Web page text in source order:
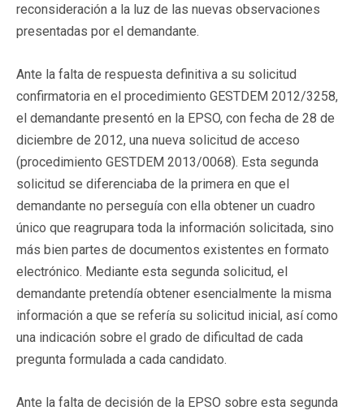
reconsideración a la luz de las nuevas observaciones
presentadas por el demandante.
Ante la falta de respuesta definitiva a su solicitud
confirmatoria en el procedimiento GESTDEM 2012/3258,
el demandante presentó en la EPSO, con fecha de 28 de
diciembre de 2012, una nueva solicitud de acceso
(procedimiento GESTDEM 2013/0068). Esta segunda
solicitud se diferenciaba de la primera en que el
demandante no perseguía con ella obtener un cuadro
único que reagrupara toda la información solicitada, sino
más bien partes de documentos existentes en formato
electrónico. Mediante esta segunda solicitud, el
demandante pretendía obtener esencialmente la misma
información a que se refería su solicitud inicial, así como
una indicación sobre el grado de dificultad de cada
pregunta formulada a cada candidato.
Ante la falta de decisión de la EPSO sobre esta segunda